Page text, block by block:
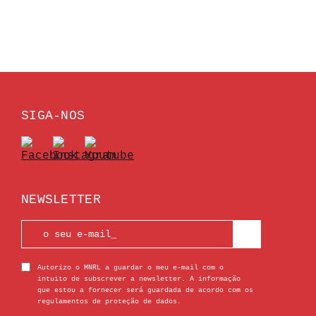
SIGA-NOS
NEWSLETTER
Autorizo o MNRL a guardar o meu e-mail com o
intuito de subscrever a newsletter. A informação
que estou a fornecer será guardada de acordo com os
regulamentos de proteção de dados.